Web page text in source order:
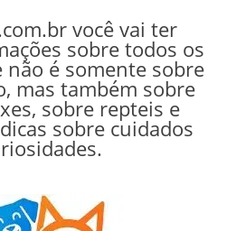
você vai ter
sobre todos os
não é somente sobre
mas também sobre
sobre repteis e
sobre cuidados